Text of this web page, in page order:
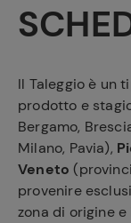
Il Taleggio è un
prodotto e
Bergamo,
Milano, Pavia),
Veneto
provenire
zona di origine